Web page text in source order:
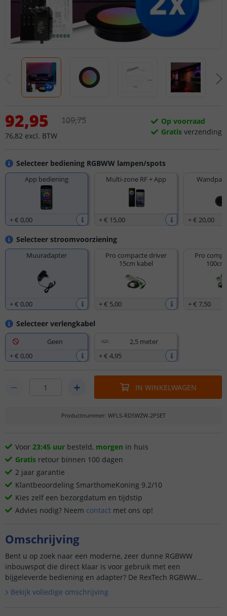
Selecteer bediening RGBWW lampen/spots
App bediening
+€ 0,00
Multi-zone RF + App
+€ 15,00 +€ 20,00
Selecteer stroomvoorziening
Muuradapter
+€ 0,00
Pro compacte driver
15cm kabel
+€ 5,00
Pro
+€ 7,50
Selecteer verlengkabel
Geen
+€ 0,00
2,5 meter
+€ 4,95
92,95
76,82 excl. BTW
109,75
Op voorraad
Gratis verzending
IN WINKELWAGEN
Productnummer: WFLS-RD5WZW-2PSET
Voor 23:45 uur besteld, morgen in huis
Gratis retour binnen 100 dagen
2 jaar garantie
Klantbeoordeling SmarthomeKoning 9.2/10
Kies zelf een bezorgdatum en tijdstip
Advies nodig? Neem contact met ons op!
Omschrijving
Bent u op zoek naar een moderne, zeer dunne RGBWW
inbouwspot die direct klaar is voor gebruik met een
bijgeleverde bediening en adapter? De RexTech RGBWW
inbouwspot ...
Bekijk volledige omschrijving